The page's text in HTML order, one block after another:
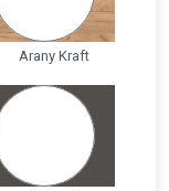
Arany Kraft